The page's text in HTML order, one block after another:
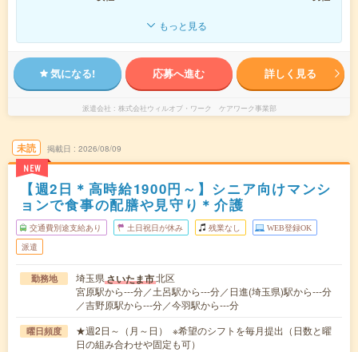
もっと見る
気になる! 応募へ進む 詳しく見る
派遣会社 株式会社ウィルオブ・ワーク ケアワーク事業部
未読
NEW
掲載日 2026/08/09
【週2日＊高時給1900円～】シニア向けマンシ
ョンで食事の配膳や見守り＊介護
交通費別途支給あり 土日祝日が休み 残業なし WEB登録OK
派遣
勤務地 埼玉県さいたま市北区
宮原駅から---分／土呂駅から---分／日進(埼玉県)駅から---分
／吉野原駅から---分／今羽駅から---分
曜日頻度
★週2日～（月～日） ※希望のシフトを毎月提出（日数と曜
日の組み合わせや固定も可）